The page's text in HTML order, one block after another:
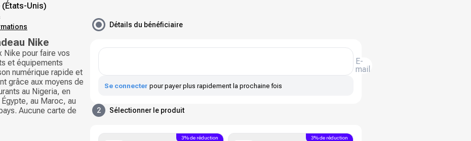
Unis)
Nike
pour faire vos
et équipements
numérique rapide et
grâce aux moyens de
au Nigeria, en
au Maroc, au
Aucune carte de
Détails du bénéficiaire
E-
mail
Se connecter pour payer plus rapidement la prochaine fois
2 Sélectionner le produit
3% de réduction 3% de réduction